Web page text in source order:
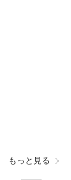
もっと見る